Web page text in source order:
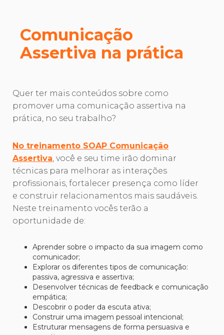
Comunicação
Assertiva na prática
Quer ter mais conteúdos sobre como
promover uma comunicação assertiva na
prática, no seu trabalho?
No treinamento SOAP Comunicação
Assertiva, você e seu time irão dominar
técnicas para melhorar as interações
profissionais, fortalecer presença como líder
e construir relacionamentos mais saudáveis.
Neste treinamento vocês terão a
oportunidade de:
Aprender sobre o impacto da sua imagem como
comunicador;
Explorar os diferentes tipos de comunicação:
passiva, agressiva e assertiva;
Desenvolver técnicas de feedback e comunicação
empática;
Descobrir o poder da escuta ativa;
Construir uma imagem pessoal intencional;
Estruturar mensagens de forma persuasiva e